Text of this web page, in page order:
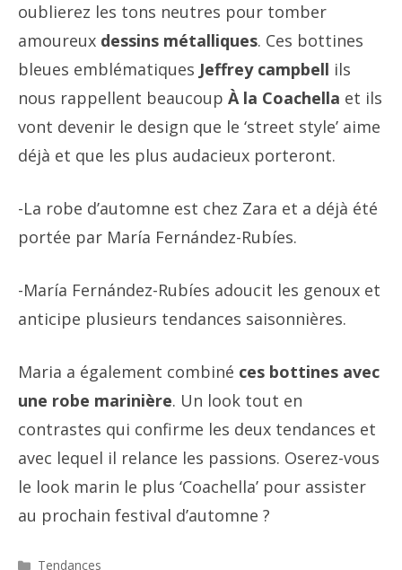
oublierez les tons neutres pour tomber
amoureux dessins métalliques. Ces bottines
bleues emblématiques Jeffrey campbell ils
nous rappellent beaucoup À la Coachella et ils
vont devenir le design que le ‘street style’ aime
déjà et que les plus audacieux porteront.
-La robe d’automne est chez Zara et a déjà été
portée par María Fernández-Rubíes.
-María Fernández-Rubíes adoucit les genoux et
anticipe plusieurs tendances saisonnières.
Maria a également combiné ces bottines avec
une robe marinière. Un look tout en
contrastes qui confirme les deux tendances et
avec lequel il relance les passions. Oserez-vous
le look marin le plus ‘Coachella’ pour assister
au prochain festival d’automne ?
Catégories
Tendances